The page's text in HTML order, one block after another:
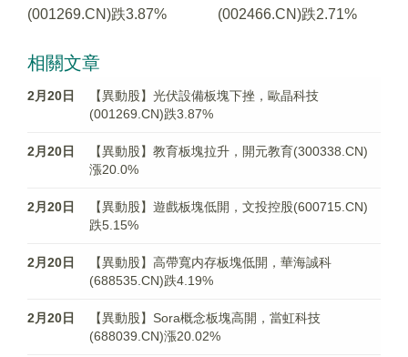
(001269.CN)跌3.87%
(002466.CN)跌2.71%
相關文章
2月20日
【異動股】光伏設備板塊下挫，歐晶科技
(001269.CN)跌3.87%
2月20日
【異動股】教育板塊拉升，開元教育(300338.CN)
漲20.0%
2月20日
【異動股】遊戲板塊低開，文投控股(600715.CN)
跌5.15%
2月20日
【異動股】高帶寬内存板塊低開，華海誠科
(688535.CN)跌4.19%
2月20日
【異動股】Sora概念板塊高開，當虹科技
(688039.CN)漲20.02%